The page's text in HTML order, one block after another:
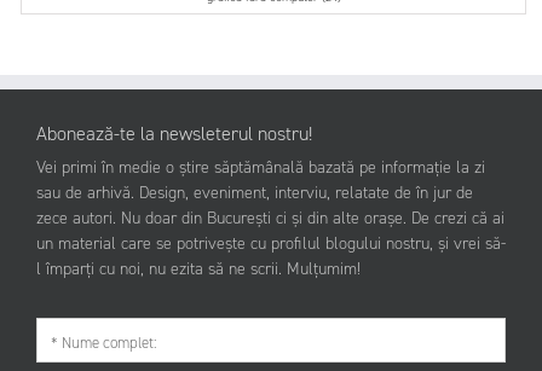
Abonează-te la newsleterul nostru!
Vei primi în medie o știre săptămânală bazată pe informație la zi
sau de arhivă. Design, eveniment, interviu, relatate de în jur de
zece autori. Nu doar din București ci și din alte orașe. De crezi că ai
un material care se potrivește cu profilul blogului nostru, și vrei să-
l împarți cu noi, nu ezita să ne scrii. Mulțumim!